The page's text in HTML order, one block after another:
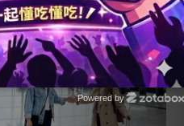
Powered by
Zotabox